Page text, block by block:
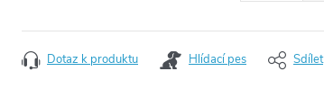
Dotaz k produktu Hlídací pes Sdílet